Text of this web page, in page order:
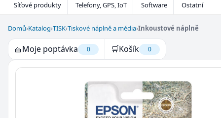
Síťové produkty Telefony, GPS, IoT Software Ostatní
Domů›Katalog›TISK›Tiskové náplně a média›Inkoustové náplně
🧺Moje poptávka 0 🛒Košík 0